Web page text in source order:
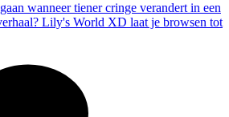
wanneer tiener cringe verandert in een
Lily's World XD laat je browsen tot